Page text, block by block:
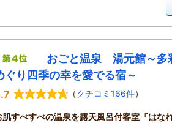
おごと温泉 湯元館～多
ぐり四季の幸を愛でる宿～
（クチコミ166件）
肌すべすべの温泉を露天風呂付客室『はな